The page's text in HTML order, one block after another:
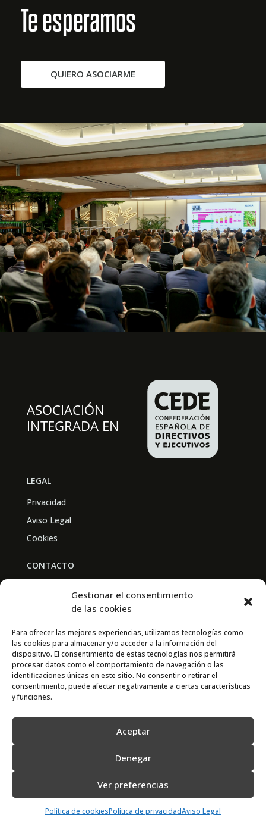
Gestionar el consentimiento
de las cookies
Para ofrecer las mejores experiencias, utilizamos tecnologías como
las cookies para almacenar y/o acceder a la información del
dispositivo. El consentimiento de estas tecnologías nos permitirá
procesar datos como el comportamiento de navegación o las
identificaciones únicas en este sitio. No consentir o retirar el
consentimiento, puede afectar negativamente a ciertas características
y funciones.
Aceptar
Denegar
Ver preferencias
Política de cookiesPolítica de privacidadAviso Legal
Te esperamos
QUIERO ASOCIARME
LEGAL
Privacidad
Aviso Legal
Cookies
CONTACTO
Av. Real Academia de Medicina
CONTACTO
667 841 238
info@adimur.es
2022 © Adimur · Asociación de Directivos de la Región de Murcia. Diseñada
porN7